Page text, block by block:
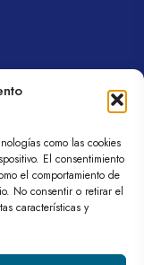
como las cookies
El consentimiento
el comportamiento de
No consentir o retirar el
características y
los derechos
de cookies (UE)